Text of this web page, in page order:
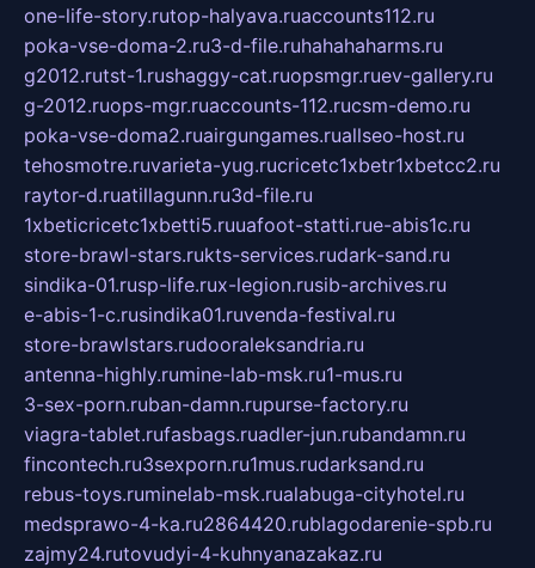
one-life-story.rutop-halyava.ruaccounts112.ru
poka-vse-doma-2.ru3-d-file.ruhahahaharms.ru
g2012.rutst-1.rushaggy-cat.ruopsmgr.ruev-gallery.ru
g-2012.ruops-mgr.ruaccounts-112.rucsm-demo.ru
poka-vse-doma2.ruairgungames.ruallseo-host.ru
tehosmotre.ruvarieta-yug.rucricetc1xbetr1xbetcc2.ru
raytor-d.ruatillagunn.ru3d-file.ru
1xbeticricetc1xbetti5.ruuafoot-statti.rue-abis1c.ru
store-brawl-stars.rukts-services.rudark-sand.ru
sindika-01.rusp-life.rux-legion.rusib-archives.ru
e-abis-1-c.rusindika01.ruvenda-festival.ru
store-brawlstars.rudooraleksandria.ru
antenna-highly.rumine-lab-msk.ru1-mus.ru
3-sex-porn.ruban-damn.rupurse-factory.ru
viagra-tablet.rufasbags.ruadler-jun.rubandamn.ru
fincontech.ru3sexporn.ru1mus.rudarksand.ru
rebus-toys.ruminelab-msk.rualabuga-cityhotel.ru
medsprawo-4-ka.ru2864420.rublagodarenie-spb.ru
zajmy24.rutovudyi-4-kuhnyanazakaz.ru